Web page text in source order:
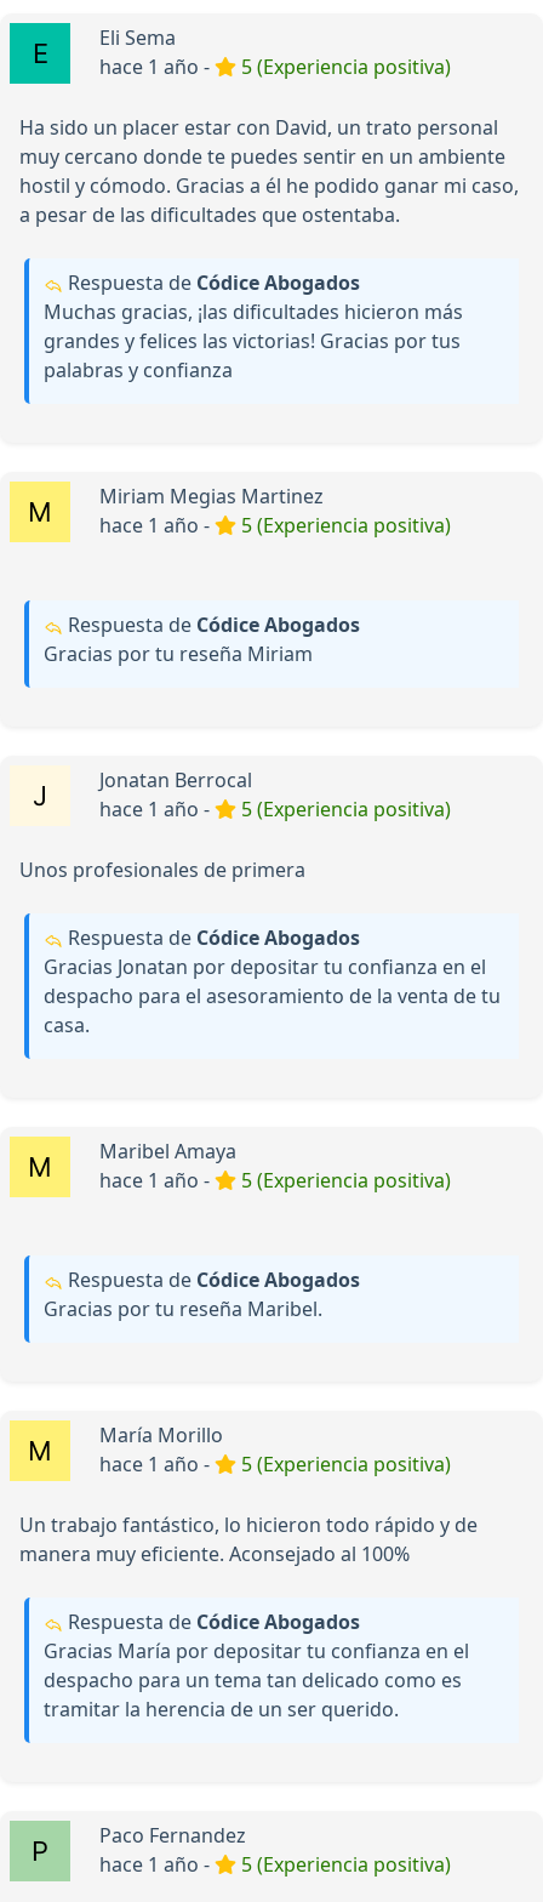
Eli Sema
hace 1 año -
5 (Experiencia positiva)
Ha sido un placer estar con David, un trato personal
muy cercano donde te puedes sentir en un ambiente
hostil y cómodo. Gracias a él he podido ganar mi caso,
a pesar de las dificultades que ostentaba.
Respuesta de Códice Abogados
Muchas gracias, ¡las dificultades hicieron más
grandes y felices las victorias! Gracias por tus
palabras y confianza
Miriam Megias Martinez
hace 1 año -
5 (Experiencia positiva)
Respuesta de Códice Abogados
Gracias por tu reseña Miriam
Jonatan Berrocal
hace 1 año -
5 (Experiencia positiva)
Unos profesionales de primera
Respuesta de Códice Abogados
Gracias Jonatan por depositar tu confianza en el
despacho para el asesoramiento de la venta de tu
casa.
Maribel Amaya
hace 1 año -
5 (Experiencia positiva)
Respuesta de Códice Abogados
Gracias por tu reseña Maribel.
María Morillo
hace 1 año -
5 (Experiencia positiva)
Un trabajo fantástico, lo hicieron todo rápido y de
manera muy eficiente. Aconsejado al 100%
Respuesta de Códice Abogados
Gracias María por depositar tu confianza en el
despacho para un tema tan delicado como es
tramitar la herencia de un ser querido.
Paco Fernandez
hace 1 año -
5 (Experiencia positiva)